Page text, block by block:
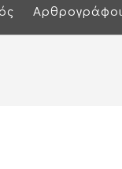
Αρθρογράφοι